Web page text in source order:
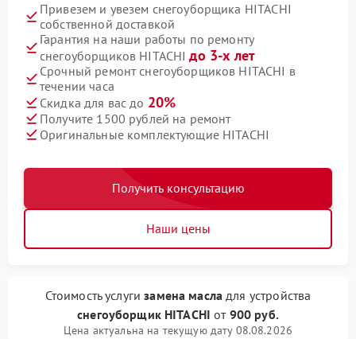
Привезем и увезем снегоуборщика HITACHI
собственной доставкой
Гарантия на наши работы по ремонту
снегоуборщиков HITACHIдо 3-х лет
Срочный ремонт снегоуборщиков HITACHI в
течении часа
Скидка для вас до 20%
Получите 1500 рублей на ремонт
Оригинальные комплектующие HITACHI
Получить консультацию
Наши цены
Стоимость услугизамена масла для устройства
снегоуборщик HITACHI от 900 руб.
Цена актуальна на текущую дату 08.08.2026